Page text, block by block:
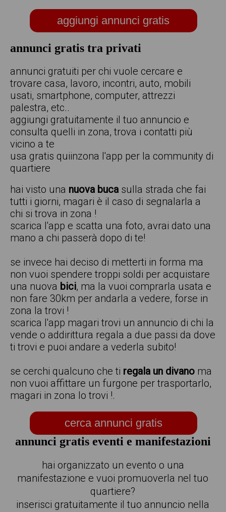
aggiungi annunci gratis
annunci gratis tra privati
annunci gratuiti per chi vuole cercare e
trovare casa, lavoro, incontri, auto, mobili
usati, smartphone, computer, attrezzi
palestra, etc..
aggiungi gratuitamente il tuo annuncio e
consulta quelli in zona, trova i contatti più
vicino a te
usa gratis quiinzona l'app per la community di
quartiere
hai visto una nuova buca sulla strada che fai
tutti i giorni, magari è il caso di segnalarla a
chi si trova in zona !
scarica l'app e scatta una foto, avrai dato una
mano a chi passerà dopo di te!
se invece hai deciso di metterti in forma ma
non vuoi spendere troppi soldi per acquistare
una nuova bici, ma la vuoi comprarla usata e
non fare 30km per andarla a vedere, forse in
zona la trovi !
scarica l'app magari trovi un annuncio di chi la
vende o addirittura regala a due passi da dove
ti trovi e puoi andare a vederla subito!
se cerchi qualcuno che ti regala un divano ma
non vuoi affittare un furgone per trasportarlo,
magari in zona lo trovi !.
cerca annunci gratis
annunci gratis eventi e manifestazioni
hai organizzato un evento o una
manifestazione e vuoi promuoverla nel tuo
quartiere?
inserisci gratuitamente il tuo annuncio nella